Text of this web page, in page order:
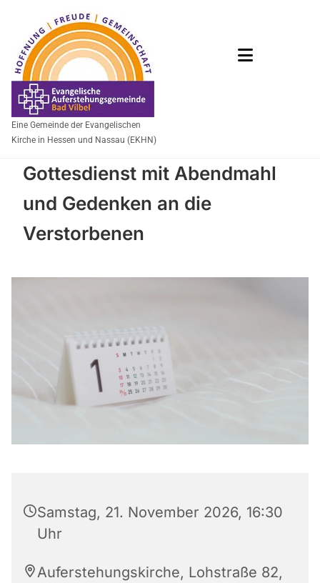
Eine Gemeinde der Evangelischen
Kirche in Hessen und Nassau (EKHN)
Gottesdienst mit Abendmahl
und Gedenken an die
Verstorbenen
Samstag, 21. November 2026, 16:30
Uhr
Auferstehungskirche, Lohstraße 82,